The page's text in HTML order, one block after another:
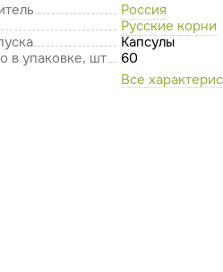
Россия
Русские корни
Капсулы
в упаковке, шт
60
Все